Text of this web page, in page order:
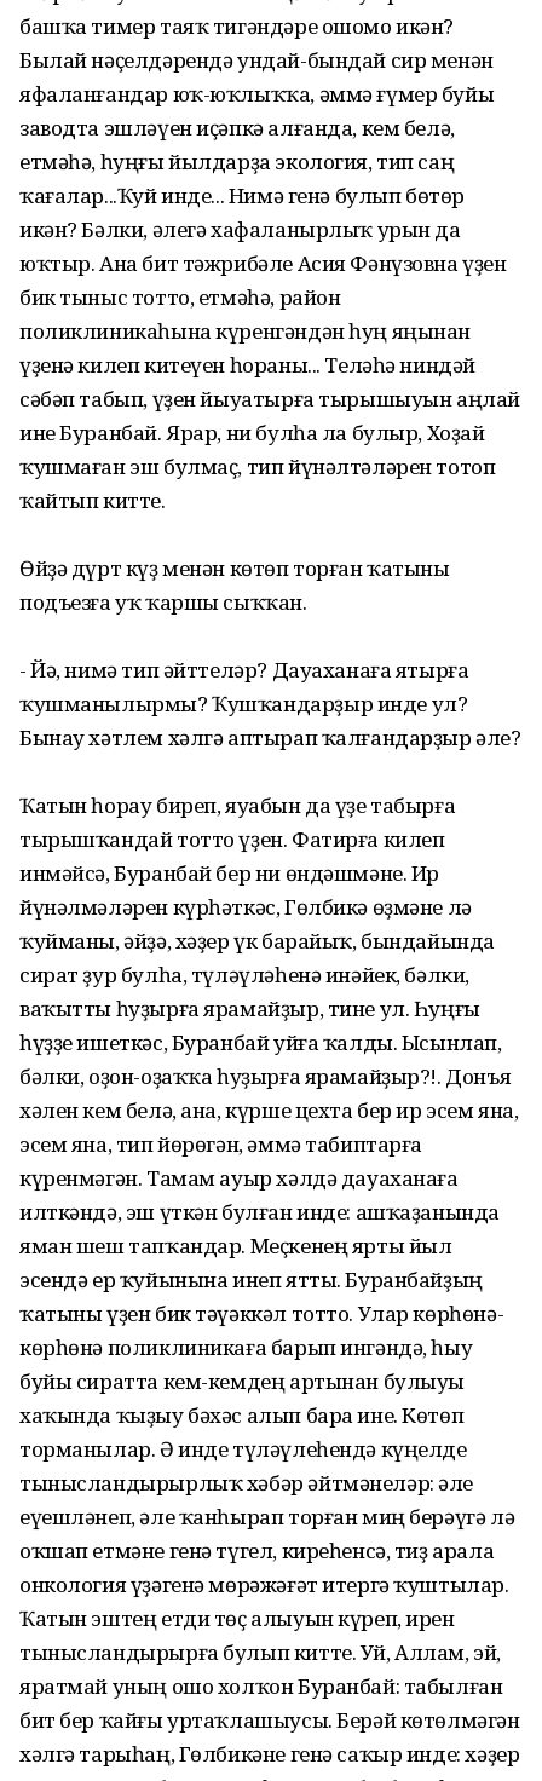
башҡа тимер таяҡ тигәндәре ошомо икән?
Былай нәҫелдәрендә ундай-бындай сир менән
яфаланғандар юҡ-юҡлыҡҡа, әммә ғүмер буйы
заводта эшләүен иҫәпкә алғанда, кем белә,
етмәһә, һуңғы йылдарҙа экология, тип саң
ҡағалар...Ҡуй инде... Нимә генә булып бөтөр
икән? Бәлки, әлегә хафаланырлыҡ урын да
юҡтыр. Ана бит тәжрибәле Асия Фәнүзовна үҙен
бик тыныс тотто, етмәһә, район
поликлиникаһына күренгәндән һуң яңынан
үҙенә килеп китеүен һораны... Теләһә ниндәй
сәбәп табып, үҙен йыуатырға тырышыуын аңлай
ине Буранбай. Ярар, ни булһа ла булыр, Хоҙай
ҡушмаған эш булмаҫ, тип йүнәлтәләрен тотоп
ҡайтып китте.
Өйҙә дүрт күҙ менән көтөп торған ҡатыны
подъезға уҡ ҡаршы сыҡҡан.
- Йә, нимә тип әйттеләр? Дауаханаға ятырға
ҡушманылырмы? Ҡушҡандарҙыр инде ул?
Бынау хәтлем хәлгә аптырап ҡалғандарҙыр әле?
Ҡатын һорау биреп, яуабын да үҙе табырға
тырышҡандай тотто үҙен. Фатирға килеп
инмәйсә, Буранбай бер ни өндәшмәне. Ир
йүнәлмәләрен күрһәткәс, Гөлбикә өҙмәне лә
ҡуйманы, әйҙә, хәҙер үк барайыҡ, бындайында
сират ҙур булһа, түләүләһенә инәйек, бәлки,
ваҡытты һуҙырға ярамайҙыр, тине ул. Һуңғы
һүҙҙе ишеткәс, Буранбай уйға ҡалды. Ысынлап,
бәлки, оҙон-оҙаҡҡа һуҙырға ярамайҙыр?!. Донъя
хәлен кем белә, ана, күрше цехта бер ир эсем яна,
эсем яна, тип йөрөгән, әммә табиптарға
күренмәгән. Тамам ауыр хәлдә дауаханаға
илткәндә, эш үткән булған инде: ашҡаҙанында
яман шеш тапҡандар. Меҫкенең ярты йыл
эсендә ер ҡуйынына инеп ятты. Буранбайҙың
ҡатыны үҙен бик тәүәккәл тотто. Улар көрһөнә-
көрһөнә поликлиникаға барып ингәндә, һыу
буйы сиратта кем-кемдең артынан булыуы
хаҡында ҡыҙыу бәхәс алып бара ине. Көтөп
торманылар. Ә инде түләүлеһендә күңелде
тынысландырырлыҡ хәбәр әйтмәнеләр: әле
еүешләнеп, әле ҡанһырап торған миң берәүгә лә
оҡшап етмәне генә түгел, киреһенсә, тиҙ арала
онкология үҙәгенә мөрәжәғәт итергә ҡуштылар.
Ҡатын эштең етди төҫ алыуын күреп, ирен
тынысландырырға булып китте. Уй, Аллам, эй,
яратмай уның ошо холҡон Буранбай: табылған
бит бер ҡайғы уртаҡлашыусы. Берәй көтөлмәгән
хәлгә тарыһаң, Гөлбикәне генә саҡыр инде: хәҙер